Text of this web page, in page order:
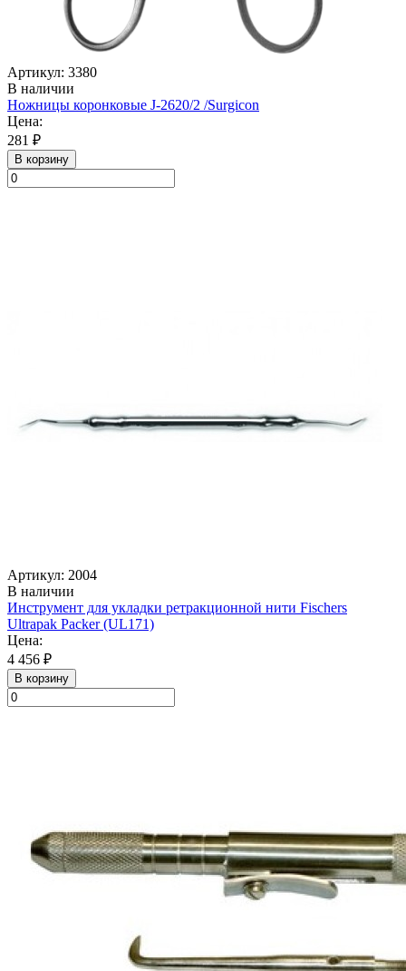
Артикул: 3380
В наличии
Ножницы коронковые J-2620/2 /Surgicon
Цена:
281 ₽
В корзину
Артикул: 2004
В наличии
Инструмент для укладки ретракционной нити Fischers
Ultrapak Packer (UL171)
Цена:
4 456 ₽
В корзину